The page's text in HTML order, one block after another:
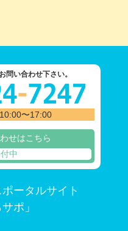
問い合わせ下さい。
〜17:00
せはこちら
中
ータルサイト
ポ」